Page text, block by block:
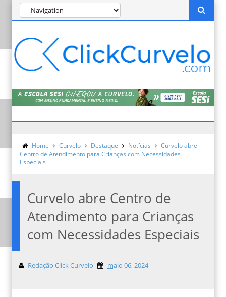
Home Curvelo Destaque Notícias
Curvelo abre
Centro de Atendimento para Crianças com Necessidades
Especiais
Curvelo abre Centro de
Atendimento para Crianças
com Necessidades Especiais
Redação Click Curvelo maio 06, 2024